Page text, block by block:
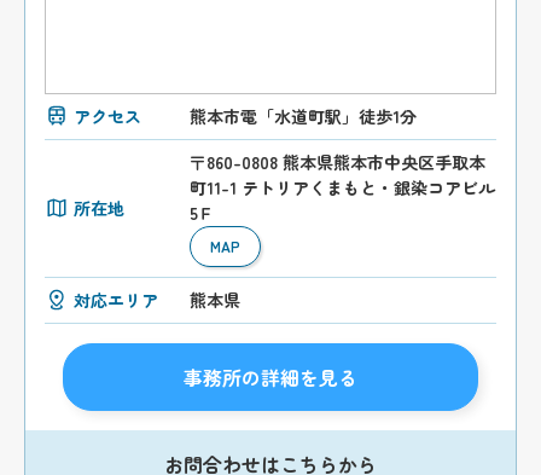
アクセス 熊本市電「水道町駅」徒歩1分
所在地
〒860-0808 熊本県熊本市中央区手取本
町11-1 テトリアくまもと・銀染コアビル
5Ｆ
MAP
対応エリア 熊本県
事務所の詳細を見る
お問合わせはこちらから